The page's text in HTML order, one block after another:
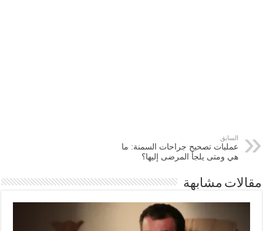
السابق
عمليات تصحيح جراحات السمنة: ما
هي ومتى يلجأ المرضى إليها؟
مقالات مشابهة